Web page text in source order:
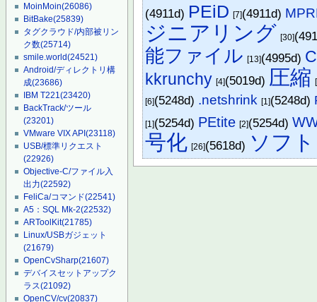
MoinMoin(26086)
BitBake(25839)
タグクラウド/内部被リン
ク数(25714)
smile.world(24521)
Android/ディレクトリ構
成(23686)
IBM T221(23420)
BackTrack/ツール
(23201)
VMware VIX API(23118)
USB/標準リクエスト
(22926)
Objective-C/ファイル入
出力(22592)
FeliCa/コマンド(22541)
A5：SQL Mk-2(22532)
ARToolKit(21785)
Linux/USBガジェット
(21679)
OpenCvSharp(21607)
デバイスセットアップク
ラス(21092)
OpenCV/cv(20837)
(4911d) PEiD [7](4911d)
ジニアリング [30]
能ファイル [13](4995d)
kkrunchy [4](5019d) 圧縮
[6](5248d) .netshrink [1](5248d)
[1](5254d) PEtite [2](5254d)
号化 [26](5618d) ソフ